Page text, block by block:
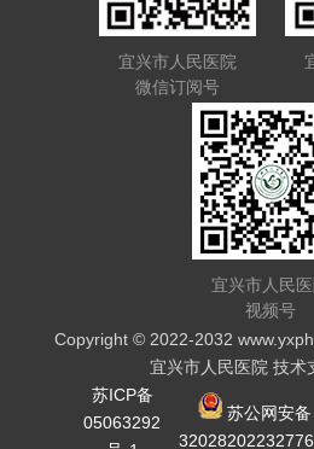
宜兴市人民医院
微信订阅号
宜兴市人民
视频号
Copyright © 2022-2032
宜兴市人民医院 技术
苏ICP备
05063292
苏公网安备